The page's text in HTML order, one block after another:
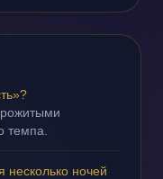
темпа.
несколько ночей